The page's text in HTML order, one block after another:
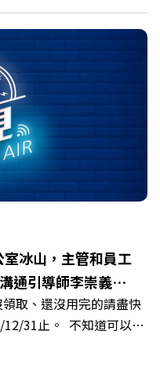
活得好」，更為地方累積
遠見ON AIR》邀請嘉義
信傳媒集團董事長謝金
及嘉義縣人力發展所所長
見了》書中收錄的八年轉
，並共同看見下一個黃金
何攜手團隊，在大牌林
？🔺品牌如何雙重升級，
🔺如何將自身的失敗學，
量？🔺在迎向黃金十年的
居的未來？ 主持人／
李建興 與談人／嘉義縣
信傳媒集團董事長 謝金
義縣人力發展所所長 許
手速搶下破天荒的獨家
關注《遠見》更多
：
冰山，主管和員工
通引導師李崇義、
取、還沒用完的請盡快
31止。 不知道可以在
店家】專區，全台五千